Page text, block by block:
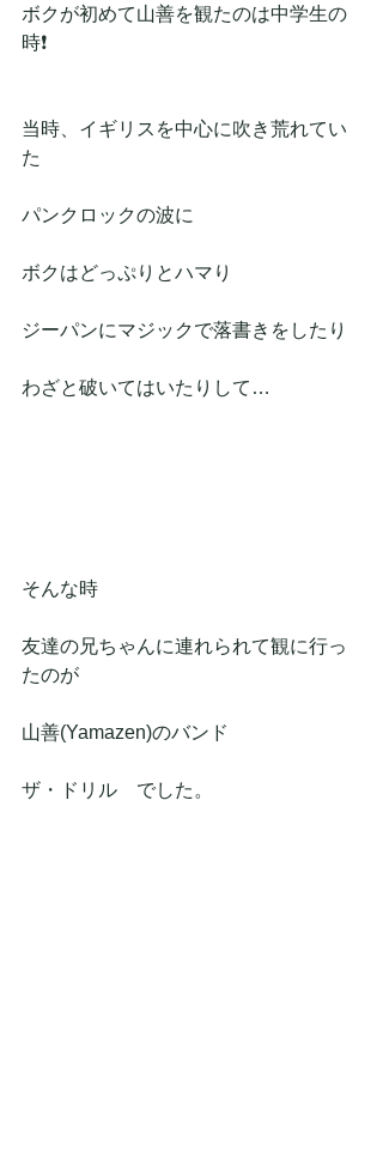
ボクが初めて山善を観たのは中学生の
時❗
当時、イギリスを中心に吹き荒れてい
た
パンクロックの波に
ボクはどっぷりとハマり
ジーパンにマジックで落書きをしたり
わざと破いてはいたりして…
そんな時
友達の兄ちゃんに連れられて観に行っ
たのが
山善(Yamazen)のバンド
ザ・ドリル　でした。